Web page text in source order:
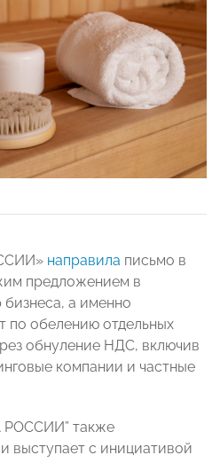
направила письмо в
предложением в
а именно
по обелению отдельных
обнуление НДС, включив
компании и частные
РОССИИ” также
выступает с инициативой